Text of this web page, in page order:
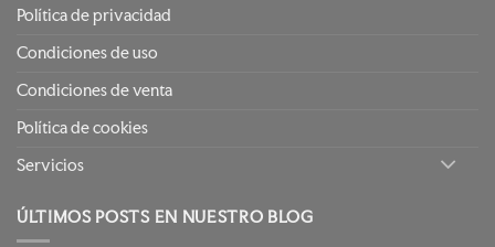
Política de privacidad
Condiciones de uso
Condiciones de venta
Política de cookies
Servicios
ÚLTIMOS POSTS EN NUESTRO BLOG